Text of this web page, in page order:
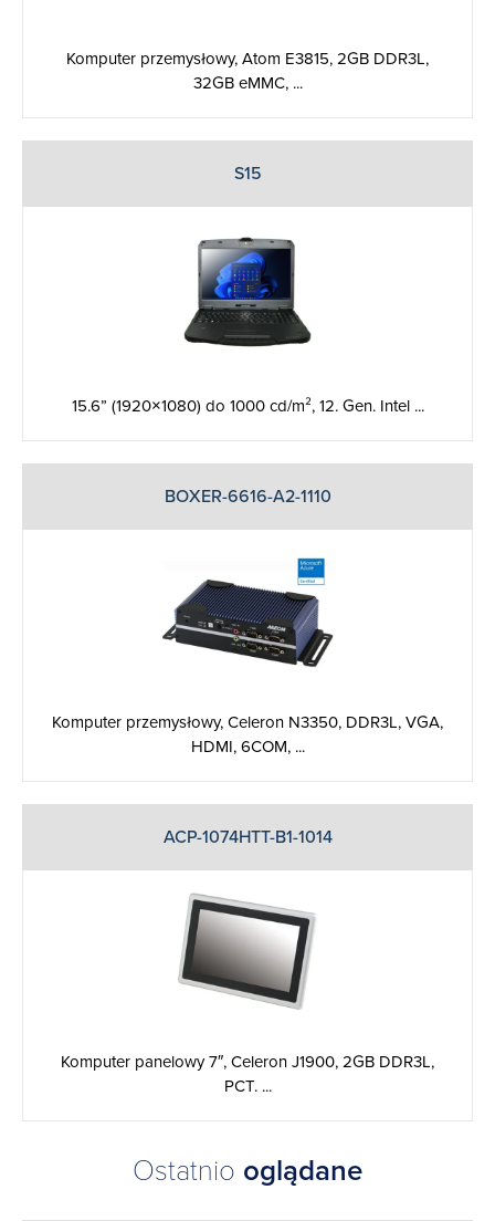
Komputer przemysłowy, Atom E3815, 2GB DDR3L,
32GB eMMC, ...
S15
15.6” (1920×1080) do 1000 cd/m², 12. Gen. Intel ...
BOXER-6616-A2-1110
Komputer przemysłowy, Celeron N3350, DDR3L, VGA,
HDMI, 6COM, ...
ACP-1074HTT-B1-1014
Komputer panelowy 7″, Celeron J1900, 2GB DDR3L,
PCT. ...
Ostatnio oglądane